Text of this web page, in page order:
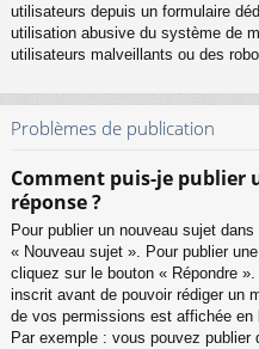
utilisateurs depuis un formulaire
utilisation abusive du système de
utilisateurs malveillants ou des
Problèmes de publication
Comment puis-je publier
réponse ?
Pour publier un nouveau sujet
« Nouveau sujet ». Pour publier
cliquez sur le bouton « Répondre
inscrit avant de pouvoir rédiger un
de vos permissions est affichée en
Par exemple : vous pouvez